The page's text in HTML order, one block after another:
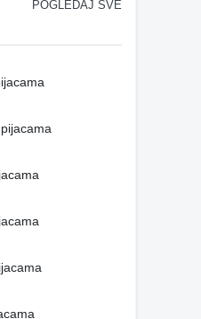
POGLEDAJ SVE